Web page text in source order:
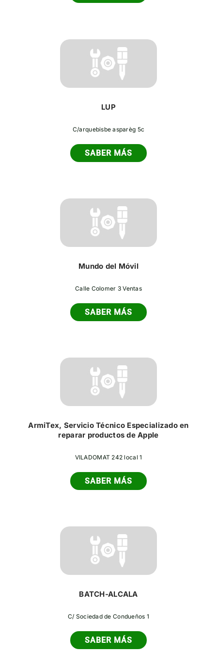
LUP
C/arquebisbe asparèg 5c
SABER MÁS
Mundo del Móvil
Calle Colomer 3 Ventas
SABER MÁS
ArmiTex, Servicio Técnico Especializado en
reparar productos de Apple
VILADOMAT 242 local 1
SABER MÁS
BATCH-ALCALA
C/ Sociedad de Condueños 1
SABER MÁS